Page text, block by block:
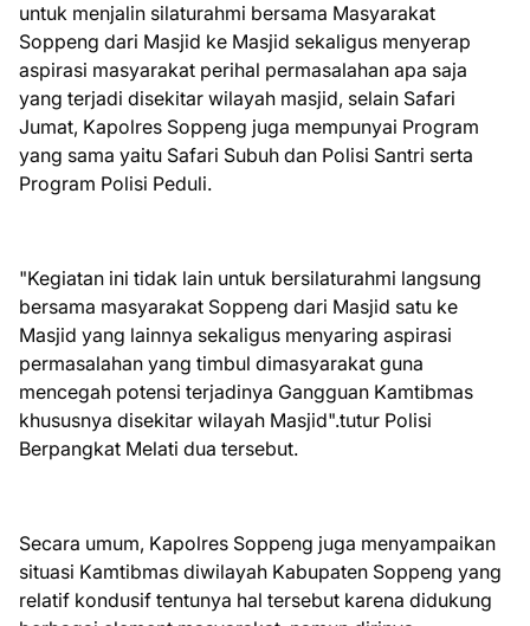
untuk menjalin silaturahmi bersama Masyarakat
Soppeng dari Masjid ke Masjid sekaligus menyerap
aspirasi masyarakat perihal permasalahan apa saja
yang terjadi disekitar wilayah masjid, selain Safari
Jumat, Kapolres Soppeng juga mempunyai Program
yang sama yaitu Safari Subuh dan Polisi Santri serta
Program Polisi Peduli.
"Kegiatan ini tidak lain untuk bersilaturahmi langsung
bersama masyarakat Soppeng dari Masjid satu ke
Masjid yang lainnya sekaligus menyaring aspirasi
permasalahan yang timbul dimasyarakat guna
mencegah potensi terjadinya Gangguan Kamtibmas
khususnya disekitar wilayah Masjid".tutur Polisi
Berpangkat Melati dua tersebut.
Secara umum, Kapolres Soppeng juga menyampaikan
situasi Kamtibmas diwilayah Kabupaten Soppeng yang
relatif kondusif tentunya hal tersebut karena didukung